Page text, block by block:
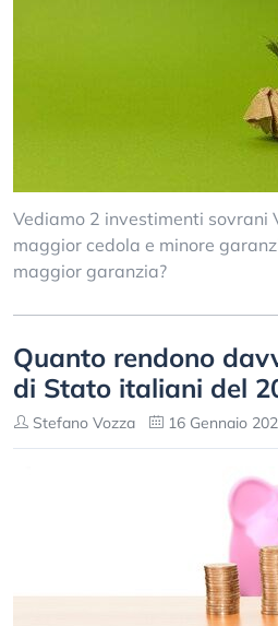
Vediamo 2 investimenti sovrani
maggior cedola e minore
maggior garanzia?
Quanto rendono
di Stato italiani del
Stefano Vozza 16 Gennaio